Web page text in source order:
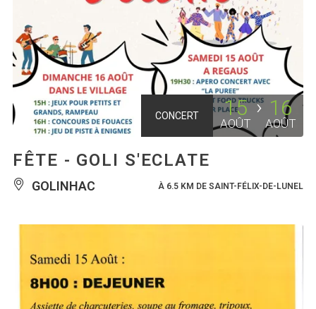
CONCERT 15
AOÛT
16
AOÛT
FÊTE - GOLI S'ECLATE
GOLINHAC À 6.5 KM DE SAINT-FÉLIX-DE-LUNEL